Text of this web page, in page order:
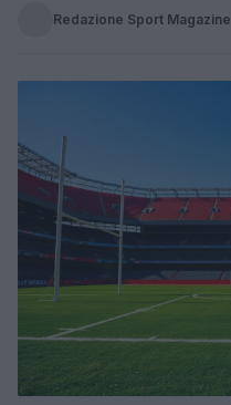
Redazione Sport Magazine